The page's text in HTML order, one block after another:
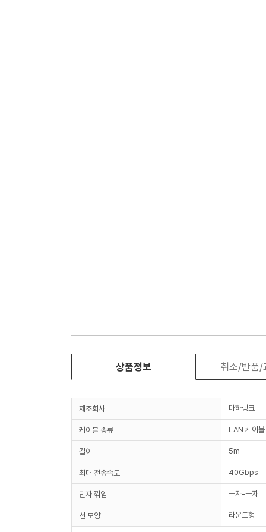
상품정보 취소/반품/
제조회사 마하링크
케이블 종류 LAN 케이블
길이 5m
최대 전송속도 40Gbps
단자 꺾임 ㅡ자-ㅡ자
선 모양 라운드형